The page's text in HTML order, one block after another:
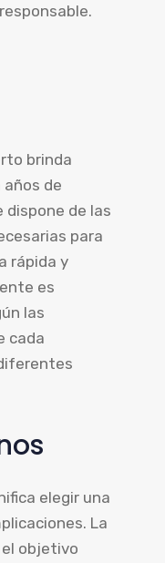
brinda
años de
dispone de las
para
rápida y
es
las
cada
elegir una
La
objetivo